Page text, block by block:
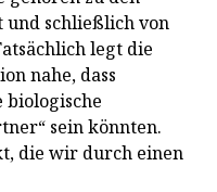
und schließlich von
legt die
nahe, dass
biologische
sein könnten.
die wir durch einen